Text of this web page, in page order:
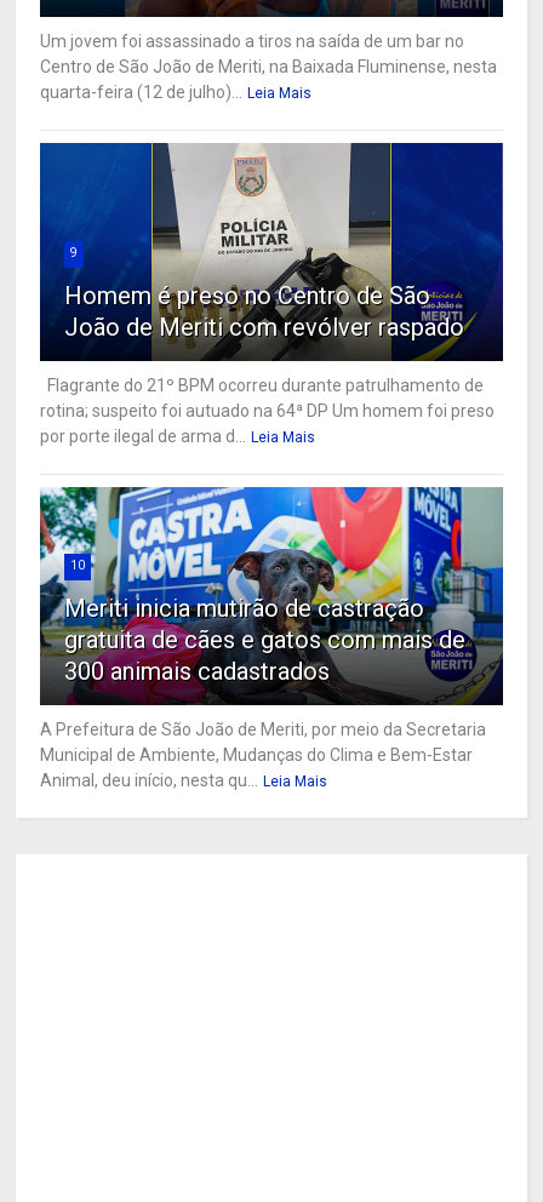
Um jovem foi assassinado a tiros na saída de um bar no
Centro de São João de Meriti, na Baixada Fluminense, nesta
quarta-feira (12 de julho)... Leia Mais
9
Homem é preso no Centro de São
João de Meriti com revólver raspado
Flagrante do 21º BPM ocorreu durante patrulhamento de
rotina; suspeito foi autuado na 64ª DP Um homem foi preso
por porte ilegal de arma d... Leia Mais
10
Meriti inicia mutirão de castração
gratuita de cães e gatos com mais de
300 animais cadastrados
A Prefeitura de São João de Meriti, por meio da Secretaria
Municipal de Ambiente, Mudanças do Clima e Bem-Estar
Animal, deu início, nesta qu... Leia Mais